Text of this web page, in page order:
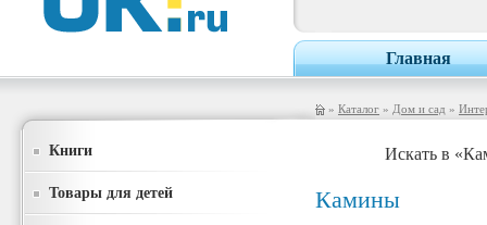
Главная
» Каталог » Дом и сад »
Книги
Товары для детей
Искать в
Камины